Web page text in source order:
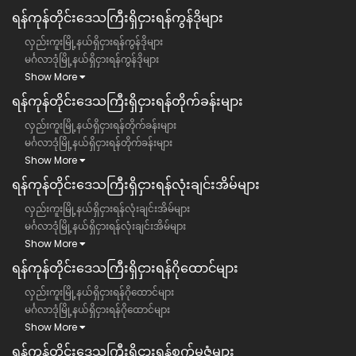
ရန်ကုန်တိုင်းဒေသကြီး​​ရှိငှားရန်ကွန်ဒိုများ
လှည်းကူးမြို့နယ်ရှိငှားရန်ကွန်ဒိုများ
မင်္ဂလာဒုံမြို့နယ်ရှိငှားရန်ကွန်ဒိုများ
Show More
ရန်ကုန်တိုင်းဒေသကြီး​​ရှိငှားရန်တိုက်ခန်းများ
လှည်းကူးမြို့နယ်ရှိငှားရန်တိုက်ခန်းများ
မင်္ဂလာဒုံမြို့နယ်ရှိငှားရန်တိုက်ခန်းများ
Show More
ရန်ကုန်တိုင်းဒေသကြီး​​ရှိငှားရန်လုံးချင်းအိမ်များ
လှည်းကူးမြို့နယ်ရှိငှားရန်လုံးချင်းအိမ်များ
မင်္ဂလာဒုံမြို့နယ်ရှိငှားရန်လုံးချင်းအိမ်များ
Show More
ရန်ကုန်တိုင်းဒေသကြီး​​ရှိငှားရန်ဂိုထောင်များ
လှည်းကူးမြို့နယ်ရှိငှားရန်ဂိုထောင်များ
မင်္ဂလာဒုံမြို့နယ်ရှိငှားရန်ဂိုထောင်များ
Show More
ရန်ကုန်တိုင်းဒေသကြီး​​ရှိငှားရန်စက်မှုဇုံများ